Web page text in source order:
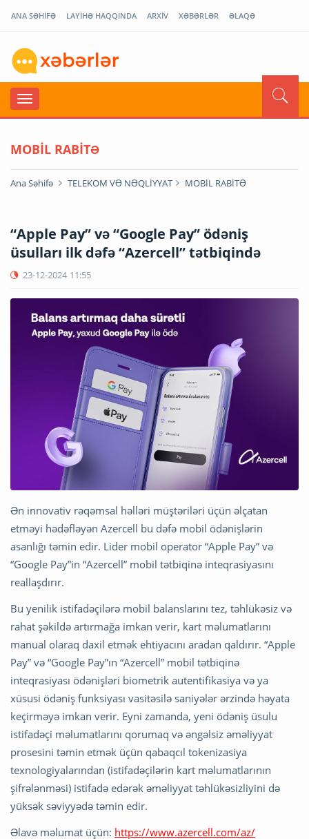
ANA SƏHİFƏ LAYİHƏ HAQQINDA ARXİV XƏBƏRLƏR ƏLAQƏ
MOBİL RABİTƏ
Ana Səhifə TELEKOM VƏ NƏQLİYYAT MOBİL RABİTƏ
“Apple Pay” və “Google Pay” ödəniş
üsulları ilk dəfə “Azercell” tətbiqində
23-12-2024 11:55
Ən innovativ rəqəmsal həlləri müştəriləri üçün əlçatan
etməyi hədəfləyən Azercell bu dəfə mobil ödənişlərin
asanlığı təmin edir. Lider mobil operator “Apple Pay” və
“Google Pay”in “Azercell” mobil tətbiqinə inteqrasiyasını
reallaşdırır.
Bu yenilik istifadəçilərə mobil balanslarını tez, təhlükəsiz və
rahat şəkildə artırmağa imkan verir, kart məlumatlarını
manual olaraq daxil etmək ehtiyacını aradan qaldırır. “Apple
Pay” və “Google Pay”ın “Azercell” mobil tətbiqinə
inteqrasiyası ödənişləri biometrik autentifikasiya və ya
xüsusi ödəniş funksiyası vasitəsilə saniyələr ərzində həyata
keçirməyə imkan verir. Eyni zamanda, yeni ödəniş üsulu
istifadəçi məlumatlarını qorumaq və əngəlsiz əməliyyat
prosesini təmin etmək üçün qabaqcıl tokenizasiya
texnologiyalarından (istifadəçilərin kart məlumatlarının
şifrələnməsi) istifadə edərək əməliyyat təhlükəsizliyini də
yüksək səviyyədə təmin edir.
Əlavə məlumat üçün: https://www.azercell.com/az/